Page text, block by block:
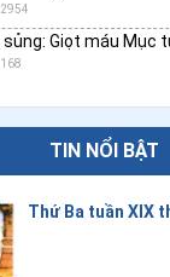
2954
168
TIN NỔI BẬT
Thứ Ba tuần XIX